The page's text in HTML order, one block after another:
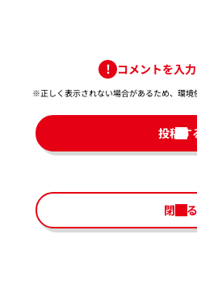
コメントを入
※正しく表示されない場合があるため、環境
投稿す
閉じる